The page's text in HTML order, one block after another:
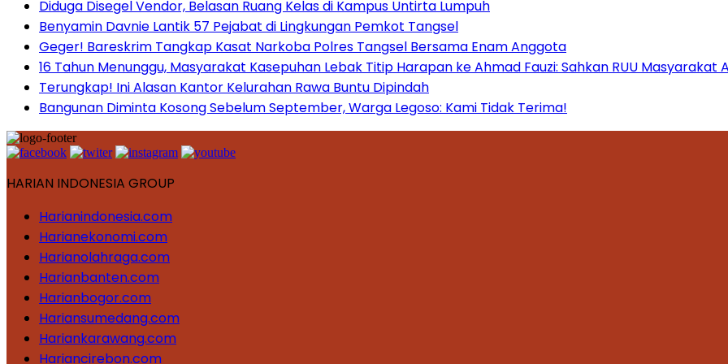
Diduga Disegel Vendor, Belasan Ruang Kelas di Kampus Untirta Lumpuh
Benyamin Davnie Lantik 57 Pejabat di Lingkungan Pemkot Tangsel
Geger! Bareskrim Tangkap Kasat Narkoba Polres Tangsel Bersama Enam Anggota
16 Tahun Menunggu, Masyarakat Kasepuhan Lebak Titip Harapan ke Ahmad Fauzi: Sahkan RUU Masyarakat
Terungkap! Ini Alasan Kantor Kelurahan Rawa Buntu Dipindah
Bangunan Diminta Kosong Sebelum September, Warga Legoso: Kami Tidak Terima!
HARIAN INDONESIA GROUP
Harianindonesia.com
Harianekonomi.com
Harianolahraga.com
Harianbanten.com
Harianbogor.com
Hariansumedang.com
Hariankarawang.com
Hariancirebon.com